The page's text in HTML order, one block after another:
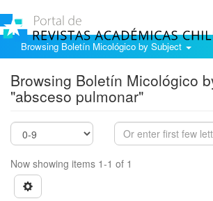
Browsing Boletín Micológico by Subject
Browsing Boletín Micológico
"absceso pulmonar"
Now showing items 1-1 of 1